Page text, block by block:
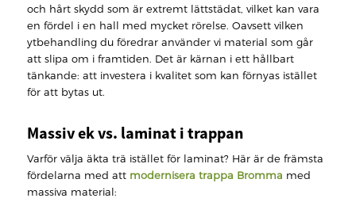
och hårt skydd som är extremt lättstädat, vilket kan vara
en fördel i en hall med mycket rörelse. Oavsett vilken
ytbehandling du föredrar använder vi material som går
att slipa om i framtiden. Det är kärnan i ett hållbart
tänkande: att investera i kvalitet som kan förnyas istället
för att bytas ut.
Massiv ek vs. laminat i trappan
Varför välja äkta trä istället för laminat? Här är de främsta
fördelarna med att modernisera trappa Bromma med
massiva material: